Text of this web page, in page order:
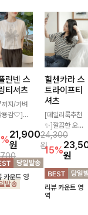
린넨 스
티셔츠
지/가벼
용감🤍]린
플라워 프
이 포인트가
하나만으로
성 있는 스
완성해드
티셔츠-🌼
21,900
원
24,300
원
카운트 영
힐첸카라 스
트라이프티
셔츠
[데일리룩추천
✨]깔끔한 오픈
카라넥과 조화로
운 배색이 들어
간 스트라이프
패턴으로 단정하
고 캐주얼한 무
드를 선사하는
반팔 티셔츠에
15%원
리뷰 카운트 영
역